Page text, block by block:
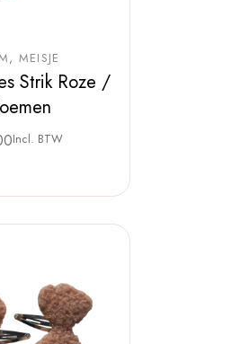
MEISJE
Strik Roze /
Incl. BTW